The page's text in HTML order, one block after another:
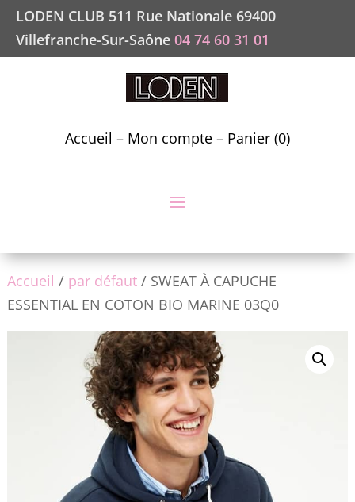
LODEN CLUB 511 Rue Nationale 69400
Villefranche-Sur-Saône 04 74 60 31 01
Accueil – Mon compte– Panier (0)
Accueil / par défaut/ SWEAT À CAPUCHE
ESSENTIAL EN COTON BIO MARINE 03Q0